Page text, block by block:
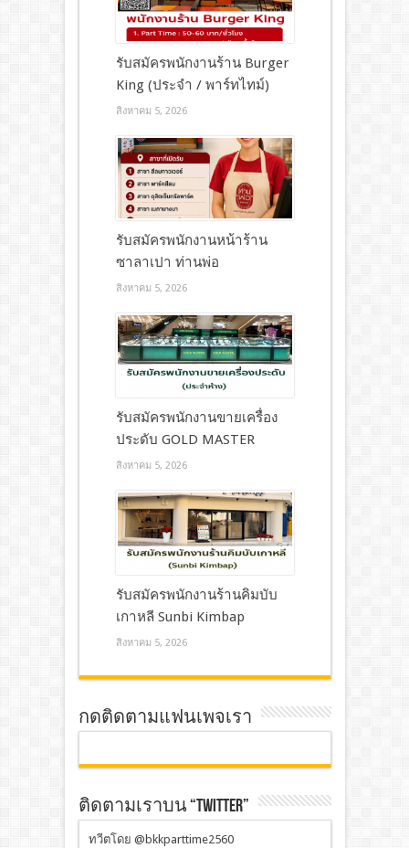
รับสมัครพนักงานร้าน Burger
King (ประจำ / พาร์ทไทม์)
สิงหาคม 5, 2026
รับสมัครพนักงานหน้าร้าน
ซาลาเปา ท่านพ่อ
สิงหาคม 5, 2026
รับสมัครพนักงานขายเครื่อง
ประดับ GOLD MASTER
สิงหาคม 5, 2026
รับสมัครพนักงานร้านคิมบับ
เกาหลี Sunbi Kimbap
สิงหาคม 5, 2026
กดติดตามแฟนเพจเรา
ติดตามเราบน “TWITTER”
ทวีตโดย @bkkparttime2560